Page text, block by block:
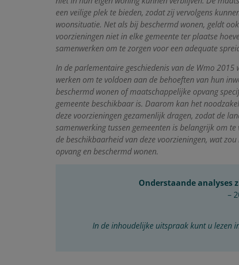
een veilige plek te bieden, zodat zij vervolgens
woonsituatie. Net als bij beschermd wonen, geldt
voorzieningen niet in elke gemeente ter plaatse
samenwerken om te zorgen voor een adequate
In de parlementaire geschiedenis van de Wmo
werken om te voldoen aan de behoeften van hun
beschermd wonen of maatschappelijke opvang
gemeente beschikbaar is. Daarom kan het
deze voorzieningen gezamenlijk dragen, zodat de
samenwerking tussen gemeenten is belangrijk om
de beschikbaarheid van deze voorzieningen, wat
opvang en beschermd wonen.
Onderstaande analyses
–
In de inhoudelijke uitspraak kunt u lezen